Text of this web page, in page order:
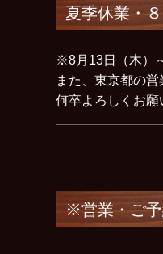
夏季休業・
※8月13日（木）
また、東京都の
何卒よろしくお
※営業・ご予